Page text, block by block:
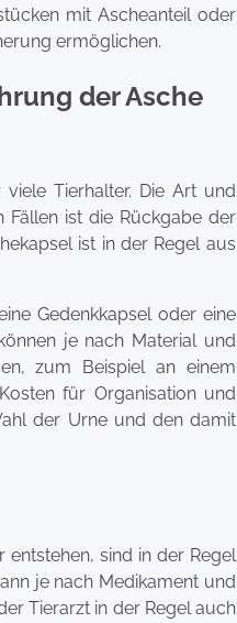
mit Ascheanteil oder
ermöglichen.
der Asche
Tierhalter. Die Art und
Fällen ist die Rückgabe der
ist in der Regel aus
Gedenkkapsel oder eine
je nach Material und
zum Beispiel an einem
für Organisation und
der Urne und den damit
entstehen, sind in der Regel
je nach Medikament und
Tierarzt in der Regel auch